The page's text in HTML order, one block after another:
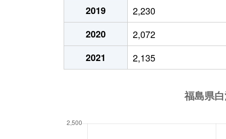
2019
2,230
2020
2,072
2021
2,135